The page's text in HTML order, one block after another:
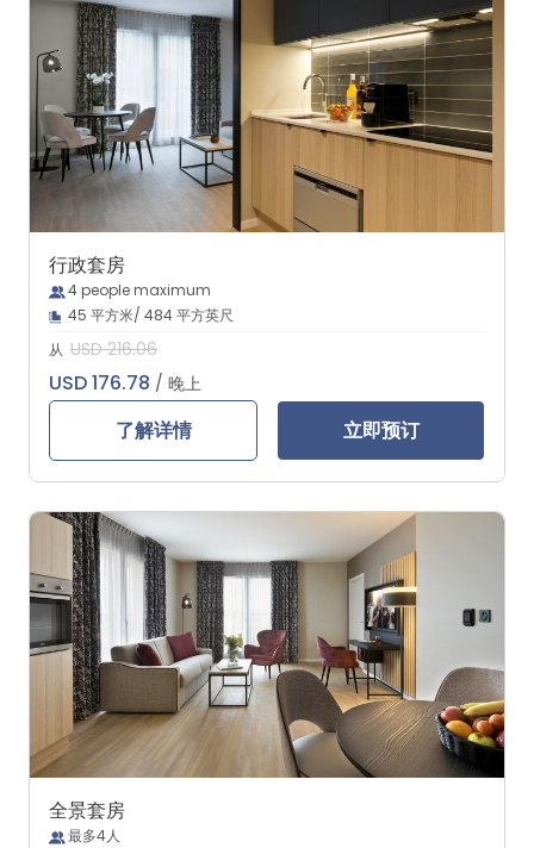
行政套房
4 people maximum
45 平方米/ 484 平方英尺
从 USD 216.06
USD 176.78 / 晚上
了解详情 立即预订
全景套房
最多4人